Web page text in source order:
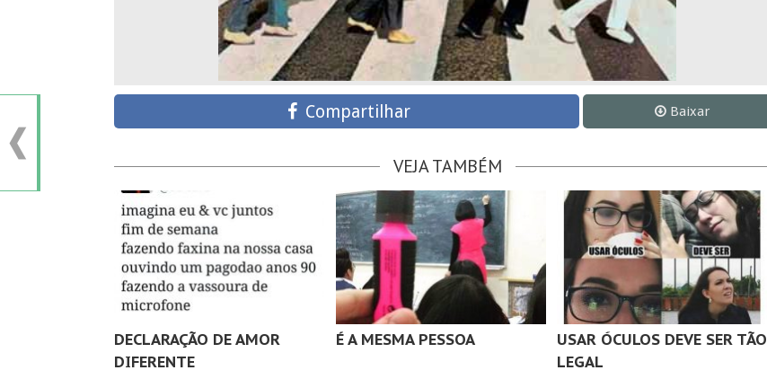
Compartilhar Baixar
VEJA TAMBÉM
DECLARAÇÃO DE AMOR
DIFERENTE
É A MESMA PESSOA
USAR ÓCULOS DEVE SER TÃO
LEGAL